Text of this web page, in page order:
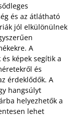
és az átlátható
jól elkülönülnek
A
képek segítik a
és
érdeklődők. A
hangsúlyt
helyezhetők a
lehet